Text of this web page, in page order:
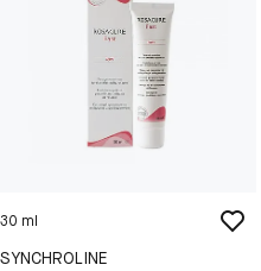
30 ml
SYNCHROLINE